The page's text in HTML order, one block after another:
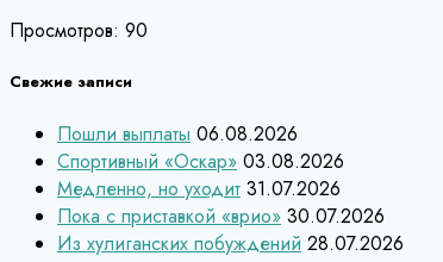
Просмотров: 90
Свежие записи
Пошли выплаты 06.08.2026
Спортивный «Оскар» 03.08.2026
Медленно, но уходит 31.07.2026
Пока с приставкой «врио» 30.07.2026
Из хулиганских побуждений 28.07.2026